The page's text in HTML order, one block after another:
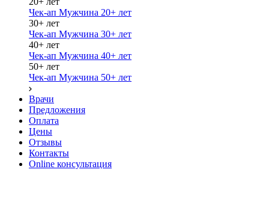
Чек-ап Мужчина 20+ лет
30+ лет
Чек-ап Мужчина 30+ лет
40+ лет
Чек-ап Мужчина 40+ лет
50+ лет
Чек-ап Мужчина 50+ лет
Врачи
Предложения
Оплата
Цены
Отзывы
Контакты
Online консультация